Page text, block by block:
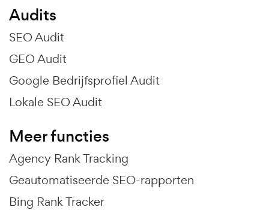
Audits
SEO Audit
GEO Audit
Google Bedrijfsprofiel Audit
Lokale SEO Audit
Meer functies
Agency Rank Tracking
Geautomatiseerde SEO-rapporten
Bing Rank Tracker